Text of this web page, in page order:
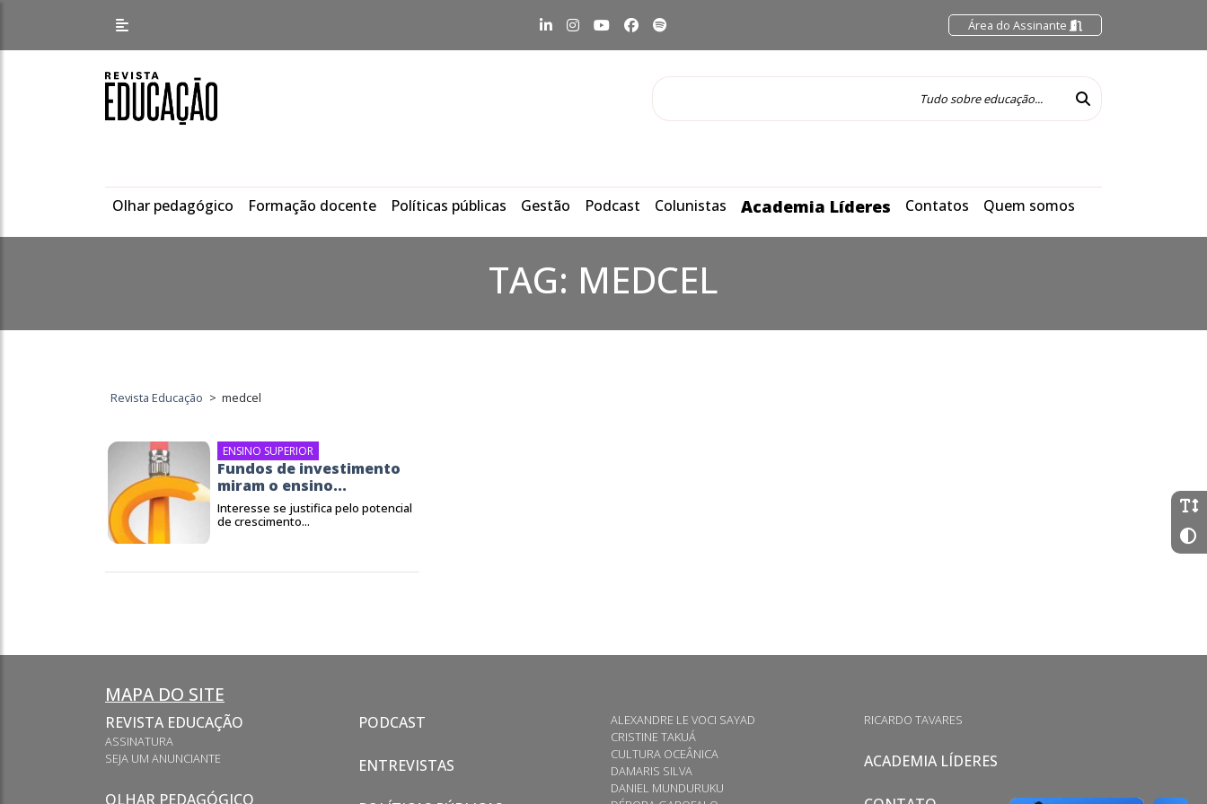
Área do Assinante
Olhar pedagógico Formação docente Políticas públicas Gestão Podcast Colunistas Academia Líderes Contatos Quem somos
TAG: MEDCEL
Revista Educação > medcel
ENSINO SUPERIOR
Fundos de investimento
miram o ensino...
Interesse se justifica pelo potencial
de crescimento...
MAPA DO SITE
REVISTA EDUCAÇÃO
ASSINATURA
SEJA UM ANUNCIANTE
OLHAR PEDAGÓGICO
PODCAST
ENTREVISTAS
ALEXANDRE LE VOCI SAYAD
CRISTINE TAKUÁ
CULTURA OCEÂNICA
DAMARIS SILVA
DANIEL MUNDURUKU
RICARDO TAVARES
ACADEMIA LÍDERES